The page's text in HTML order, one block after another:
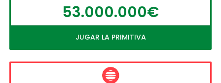
53.000.000€
JUGAR LA PRIMITIVA